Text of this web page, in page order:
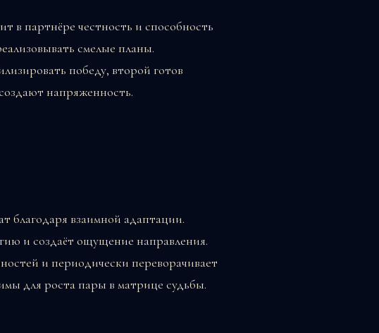
в партнёре честность и способность
смелые планы.
победу, второй готов
напряженность.
благодаря взаимной адаптации.
и создаёт ощущение направления.
и периодически переворачивает
для роста пары в матрице судьбы.